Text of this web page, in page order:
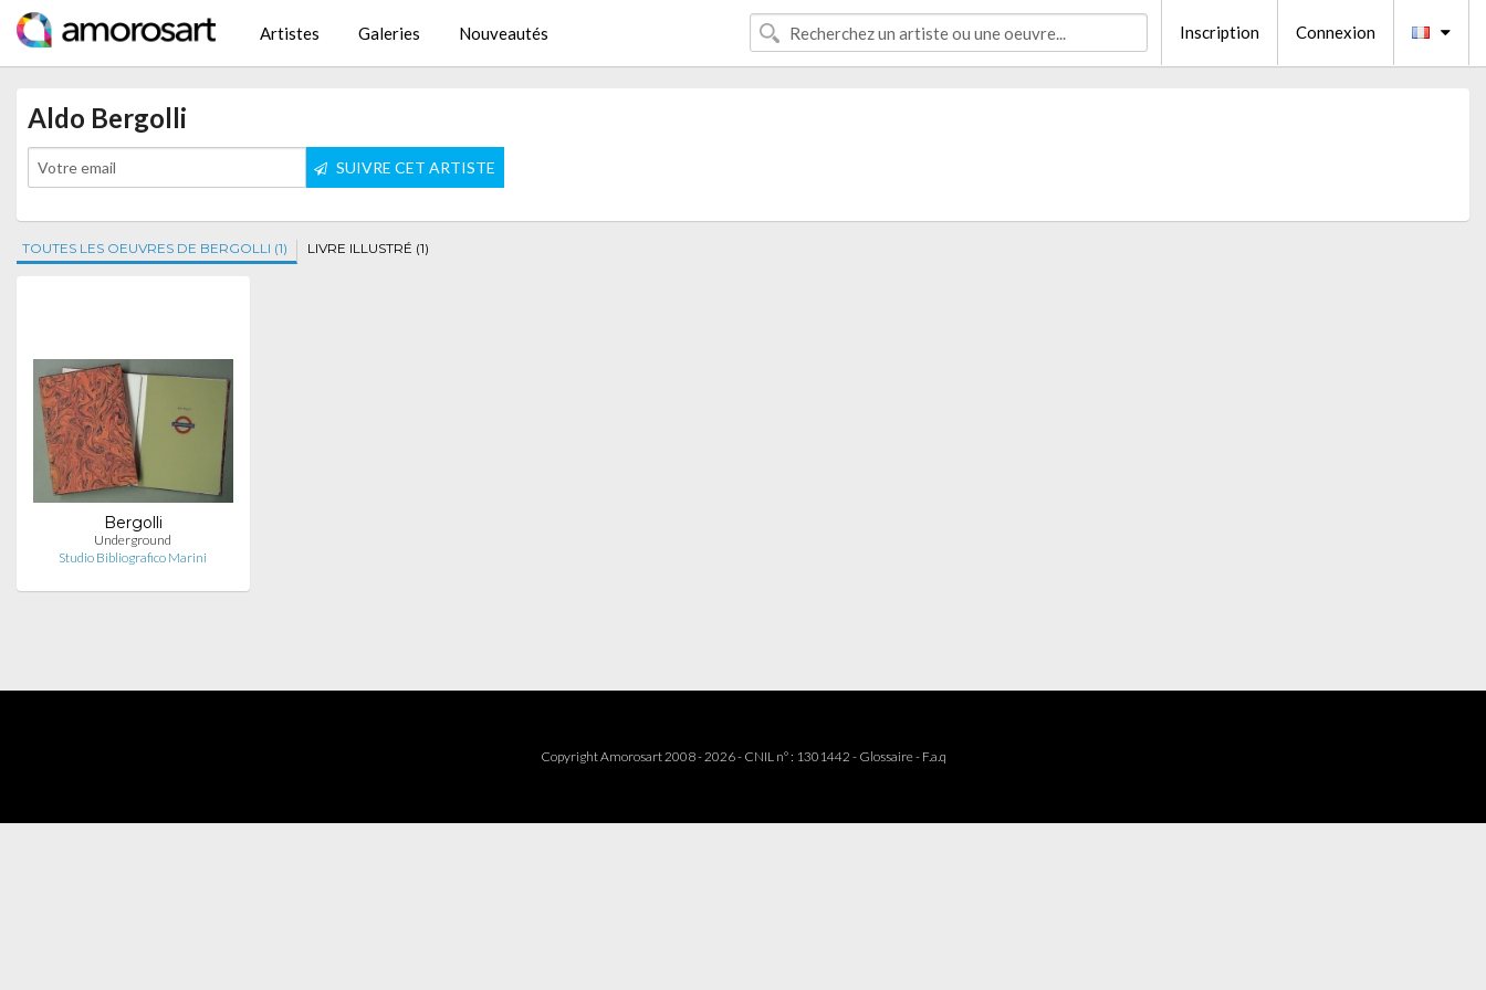
Artistes Galeries Nouveautés Inscription Connexion
Aldo Bergolli
SUIVRE CET ARTISTE
TOUTES LES OEUVRES DE BERGOLLI (1) LIVRE ILLUSTRÉ (1)
Bergolli
Underground
Studio Bibliografico Marini
Copyright Amorosart 2008 - 2026 - CNIL n° : 1301442 - Glossaire- F.a.q